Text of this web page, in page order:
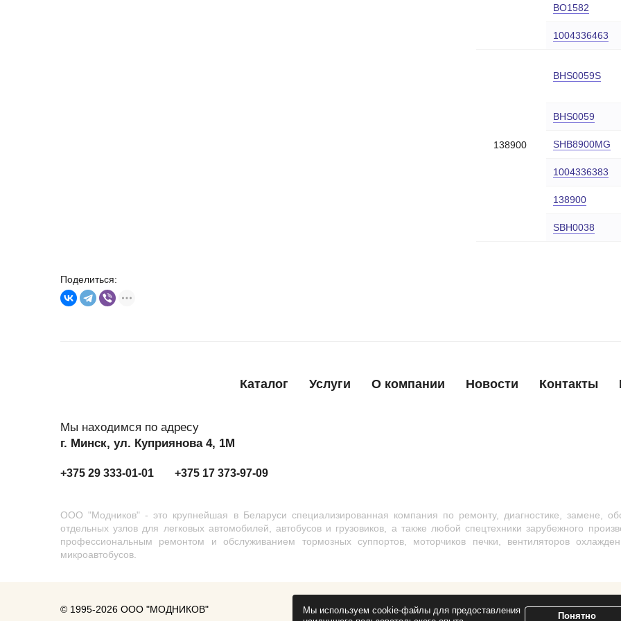
BO1582
1004336463
138900
BHS0059S
BHS0059
SHB8900MG
1004336383
138900
SBH0038
Поделиться:
Каталог Услуги О компании Новости Контакты
Мы находимся по адресу
г. Минск, ул. Куприянова 4, 1М
+375 29 333-01-01 +375 17 373-97-09
ООО "Модников" - это крупнейшая в Беларуси специализированная компания по ремонту, диагностике, замене,
отдельных узлов для легковых автомобилей, автобусов и грузовиков, а также любой спецтехники зарубежного
профессиональным ремонтом и обслуживанием тормозных суппортов, моторчиков печки, вентиляторов
микроавтобусов.
© 1995-2026 ООО "МОДНИКОВ"
Мы используем cookie-файлы для предоставления
Понятно